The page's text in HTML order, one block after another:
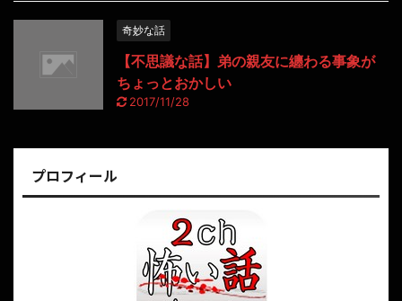
奇妙な話
【不思議な話】弟の親友に纏わる事象が
ちょっとおかしい
2017/11/28
プロフィール